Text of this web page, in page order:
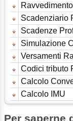
Scadenziario
Scadenze
Simulazione
Versamenti
Codici tributo
Calcolo
Calcolo IMU
Per saperne